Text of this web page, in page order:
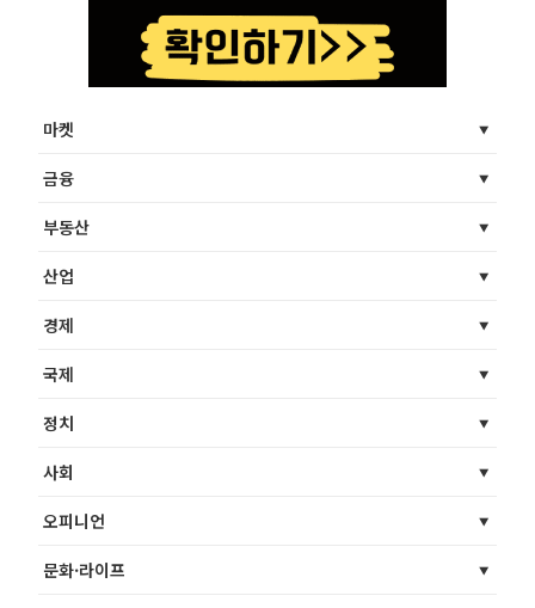
마켓
금융
부동산
산업
경제
국제
정치
사회
오피니언
문화·라이프